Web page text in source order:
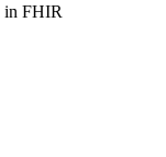
in FHIR